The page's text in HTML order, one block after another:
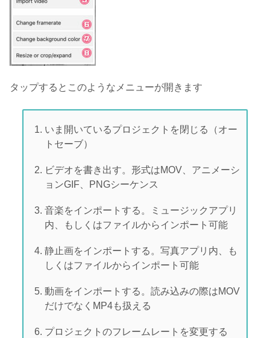
タップするとこのようなメニューが開きます
いま開いているプロジェクトを閉じる（オー
トセーブ）
ビデオを書き出す。形式はMOV、アニメーシ
ョンGIF、PNGシーケンス
音楽をインポートする。ミュージックアプリ
内、もしくはファイルからインポート可能
静止画をインポートする。写真アプリ内、も
しくはファイルからインポート可能
動画をインポートする。読み込みの際はMOV
だけでなくMP4も扱える
プロジェクトのフレームレートを変更する